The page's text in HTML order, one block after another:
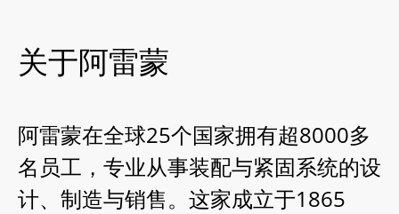
关于阿雷蒙
阿雷蒙在全球25个国家拥有超8000多
名员工，专业从事装配与紧固系统的设
计、制造与销售。这家成立于1865